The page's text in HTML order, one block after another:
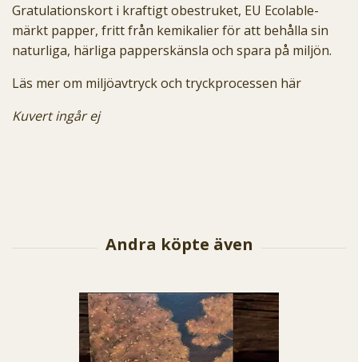
Gratulationskort i kraftigt obestruket, EU Ecolable-
märkt papper, fritt från kemikalier för att behålla sin
naturliga, härliga papperskänsla och spara på miljön.
Läs mer om miljöavtryck och tryckprocessen här
Kuvert ingår ej